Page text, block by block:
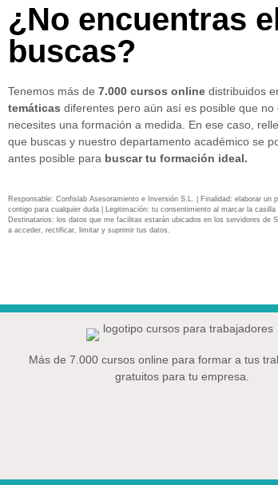
¿No encuentras
buscas?
Tenemos más de 7.000 cursos online distribuidos
temáticas diferentes pero aún así es posible que
necesites una formación a medida. En ese caso,
que buscas y nuestro departamento académico se
antes posible para buscar tu formación ideal.
Responsable: Confislab Asesoramiento e Inversión S.L. | Finalidad: elaborar un
contigo para cualquier duda | Legitimación: tu consentimiento al marcar la casilla
Destinatarios: los datos que me facilitas estarán ubicados en los servidores de
a acceder, rectificar, limitar y suprimir tus datos.
Más de 7.000 cursos online para formar a tus
gratuitos para tu empresa.